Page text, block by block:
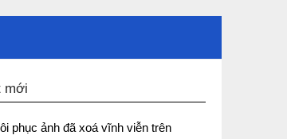
mới
phục ảnh đã xoá vĩnh viễn trên